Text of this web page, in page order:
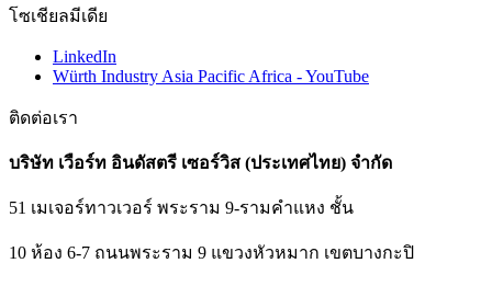
โซเชียลมีเดีย
LinkedIn
Würth Industry Asia Pacific Africa - YouTube
ติดต่อเรา
บริษัท เวือร์ท อินดัสตรี เซอร์วิส (ประเทศไทย) จำกัด
51 เมเจอร์ทาวเวอร์ พระราม 9-รามคำแหง ชั้น
10 ห้อง 6-7 ถนนพระราม 9 แขวงหัวหมาก เขตบางกะปิ